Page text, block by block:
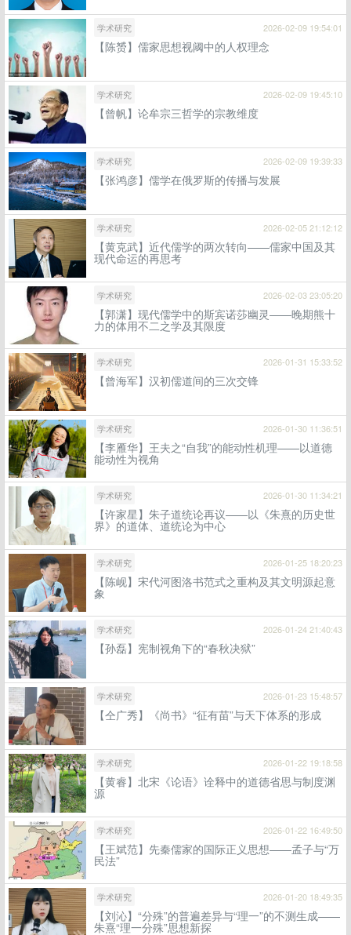
学术研究 2026-02-09 19:54:01
【陈赟】儒家思想视阈中的人权理念
学术研究 2026-02-09 19:45:10
【曾帆】论牟宗三哲学的宗教维度
学术研究 2026-02-09 19:39:33
【张鸿彦】儒学在俄罗斯的传播与发展
学术研究 2026-02-05 21:12:12
【黄克武】近代儒学的两次转向——儒家中国及其
现代命运的再思考
学术研究 2026-02-03 23:05:20
【郭潇】现代儒学中的斯宾诺莎幽灵——晚期熊十
力的体用不二之学及其限度
学术研究 2026-01-31 15:33:52
【曾海军】汉初儒道间的三次交锋
学术研究 2026-01-30 11:36:51
【李雁华】王夫之“自我”的能动性机理——以道德
能动性为视角
学术研究 2026-01-30 11:34:21
【许家星】朱子道统论再议——以《朱熹的历史世
界》的道体、道统论为中心
学术研究 2026-01-25 18:20:23
【陈岘】宋代河图洛书范式之重构及其文明源起意
象
学术研究 2026-01-24 21:40:43
【孙磊】宪制视角下的“春秋决狱”
学术研究 2026-01-23 15:48:57
【仝广秀】《尚书》“征有苗”与天下体系的形成
学术研究 2026-01-22 19:18:58
【黄睿】北宋《论语》诠释中的道德省思与制度渊
源
学术研究 2026-01-22 16:49:50
【王斌范】先秦儒家的国际正义思想——孟子与“万
民法”
学术研究 2026-01-20 18:49:35
【刘沁】“分殊”的普遍差异与“理一”的不测生成——
朱熹“理一分殊”思想新探